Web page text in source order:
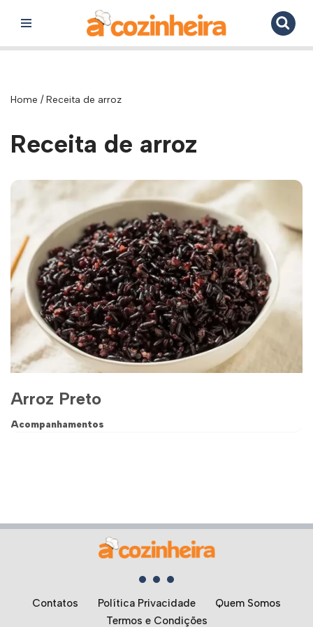
para
Home /Receita de arroz
Receita de arroz
Arroz Preto
Acompanhamentos
Contatos Política Privacidade
Quem Somos
Termos e Condições